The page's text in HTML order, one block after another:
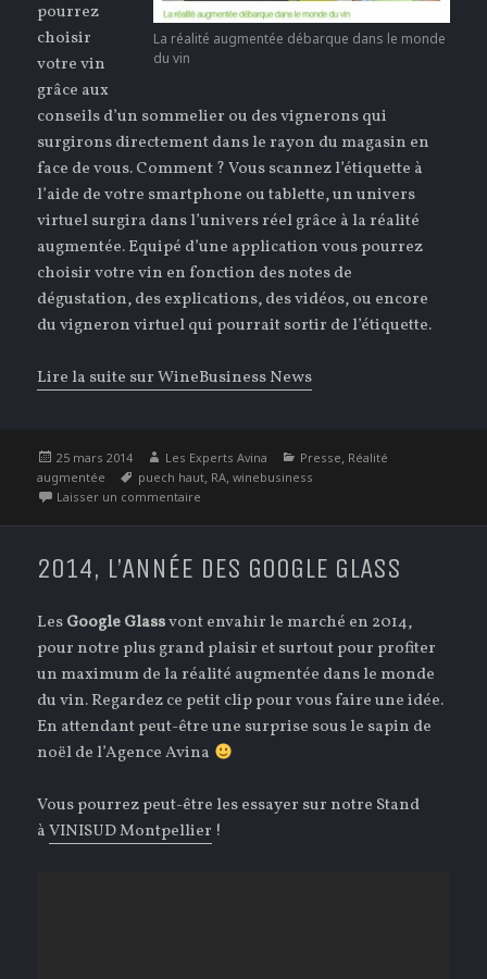
La réalité augmentée débarque dans le monde
du vin
pourrez
choisir
votre vin
grâce aux
conseils d’un sommelier ou des vignerons qui
surgirons directement dans le rayon du magasin en
face de vous. Comment ? Vous scannez l’étiquette à
l’aide de votre smartphone ou tablette, un univers
virtuel surgira dans l’univers réel grâce à la réalité
augmentée. Equipé d’une application vous pourrez
choisir votre vin en fonction des notes de
dégustation, des explications, des vidéos, ou encore
du vigneron virtuel qui pourrait sortir de l’étiquette.
Lire la suite sur WineBusiness News
Publié
le
25 mars 2014 Auteur
Les Experts Avina Catégories
Presse, Réalité
augmentée
Étiquettes
puech haut, RA,winebusiness
Laisser un commentaire
2014, L’ANNÉE DES GOOGLE GLASS
LesGoogle Glassvont envahir le marché en 2014,
pour notre plus grand plaisir et surtout pour profiter
un maximum de la réalité augmentée dans le monde
du vin. Regardez ce petit clip pour vous faire une idée.
En attendant peut-être une surprise sous le sapin de
noël de l’Agence Avina
Vous pourrez peut-être les essayer sur notre Stand
àVINISUD Montpellier !